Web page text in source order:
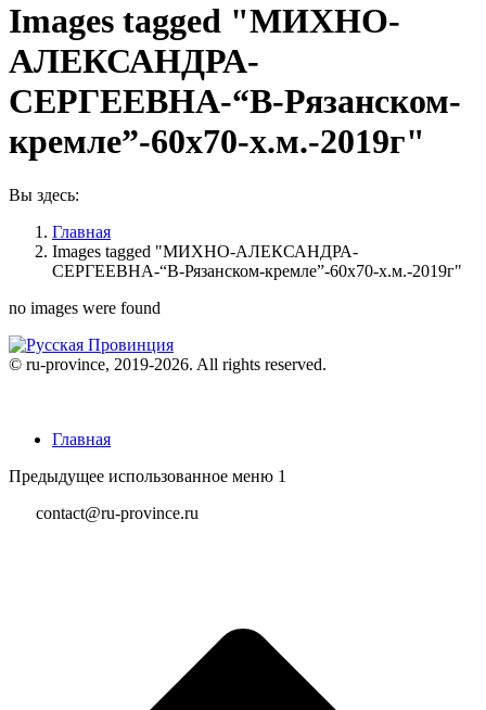
Images tagged "МИХНО-
АЛЕКСАНДРА-
СЕРГЕЕВНА-“В-Рязанском-
кремле”-60х70-х.м.-2019г"
Вы здесь:
Главная
Images tagged "МИХНО-АЛЕКСАНДРА-
СЕРГЕЕВНА-“В-Рязанском-кремле”-60х70-х.м.-2019г"
no images were found
© ru-province, 2019-2026. All rights reserved.
Главная
Предыдущее использованное меню 1
contact@ru-province.ru